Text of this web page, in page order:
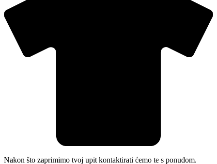
Nakon što zaprimimo tvoj upit kontaktirati ćemo te s ponudom.